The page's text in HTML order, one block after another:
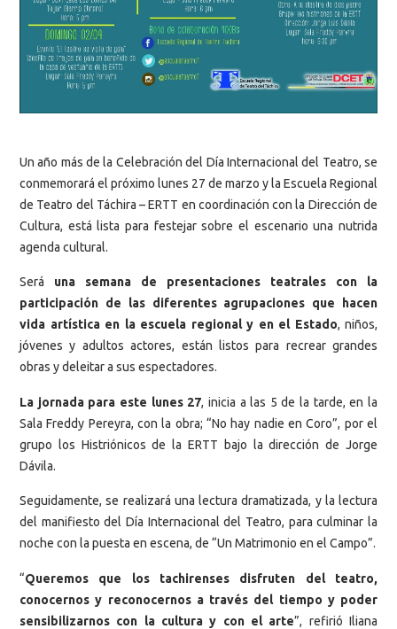
Un año más de la Celebración del Día Internacional del Teatro, se
conmemorará el próximo lunes 27 de marzo y la Escuela Regional
de Teatro del Táchira – ERTT en coordinación con la Dirección de
Cultura, está lista para festejar sobre el escenario una nutrida
agenda cultural.
Será una semana de presentaciones teatrales con la
participación de las diferentes agrupaciones que hacen
vida artística en la escuela regional y en el Estado, niños,
jóvenes y adultos actores, están listos para recrear grandes
obras y deleitar a sus espectadores.
La jornada para este lunes 27, inicia a las 5 de la tarde, en la
Sala Freddy Pereyra, con la obra; “No hay nadie en Coro”, por el
grupo los Histriónicos de la ERTT bajo la dirección de Jorge
Dávila.
Seguidamente, se realizará una lectura dramatizada, y la lectura
del manifiesto del Día Internacional del Teatro, para culminar la
noche con la puesta en escena, de “Un Matrimonio en el Campo”.
“Queremos que los tachirenses disfruten del teatro,
conocernos y reconocernos a través del tiempo y poder
sensibilizarnos con la cultura y con el arte”, refirió Iliana